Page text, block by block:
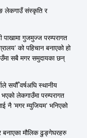
लेकगाउँ संस्कृति र
पाखामा गुजमुज्ज परम्परागत
को पहिचान बनाएको हो
सबै मगर समुदायका छन्
सयौँ वर्षअघि स्थानीय
लेकगाउँमा परम्परागत
नै ‘मगर म्युजियम’ भनिएको
बनाएका मौलिक ढुङ्गेघरहरु